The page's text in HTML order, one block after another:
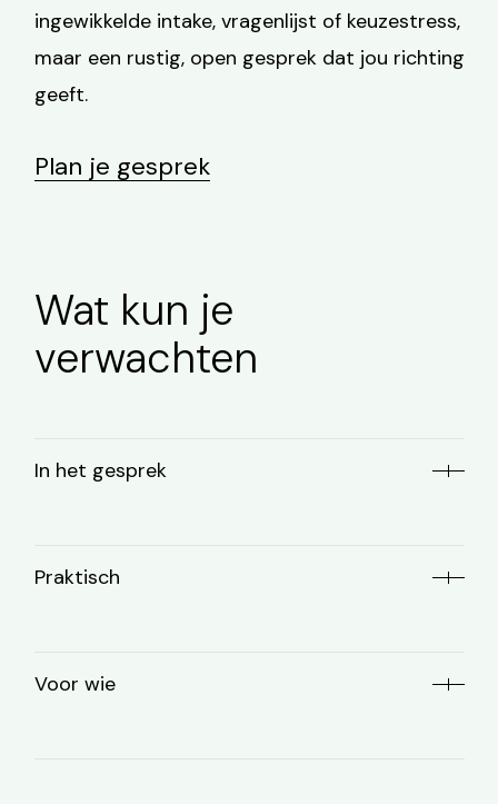
ingewikkelde intake, vragenlijst of keuzestress,
maar een rustig, open gesprek dat jou richting
geeft.
Plan je gesprek
Wat kun je
verwachten
In het gesprek
Praktisch
Voor wie